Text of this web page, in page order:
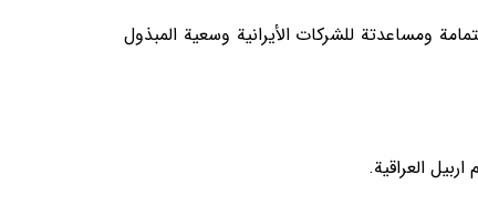
ومساعدتة للشرکات الأیرانیة وسعیة المبذول
العراقیة.